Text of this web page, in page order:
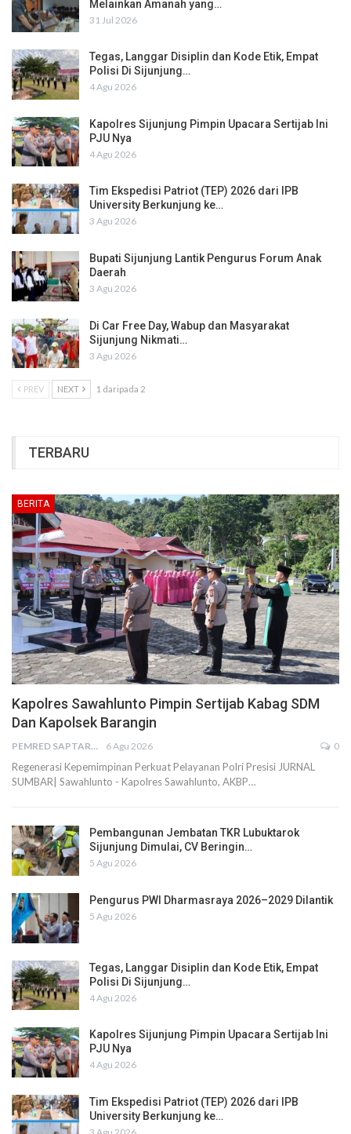
Melainkan Amanah yang…
31 Jul 2026
Tegas, Langgar Disiplin dan Kode Etik, Empat
Polisi Di Sijunjung…
4 Agu 2026
Kapolres Sijunjung Pimpin Upacara Sertijab Ini
PJU Nya
4 Agu 2026
Tim Ekspedisi Patriot (TEP) 2026 dari IPB
University Berkunjung ke…
3 Agu 2026
Bupati Sijunjung Lantik Pengurus Forum Anak
Daerah
3 Agu 2026
Di Car Free Day, Wabup dan Masyarakat
Sijunjung Nikmati…
3 Agu 2026
PREV NEXT 1 daripada 2
TERBARU
BERITA
Kapolres Sawahlunto Pimpin Sertijab Kabag SDM
Dan Kapolsek Barangin
PEMRED SAPTARIUS 6 Agu 2026 0
Regenerasi Kepemimpinan Perkuat Pelayanan Polri Presisi JURNAL
SUMBAR| Sawahlunto - Kapolres Sawahlunto, AKBP…
Pembangunan Jembatan TKR Lubuktarok
Sijunjung Dimulai, CV Beringin…
5 Agu 2026
Pengurus PWI Dharmasraya 2026–2029 Dilantik
5 Agu 2026
Tegas, Langgar Disiplin dan Kode Etik, Empat
Polisi Di Sijunjung…
4 Agu 2026
Kapolres Sijunjung Pimpin Upacara Sertijab Ini
PJU Nya
4 Agu 2026
Tim Ekspedisi Patriot (TEP) 2026 dari IPB
University Berkunjung ke…